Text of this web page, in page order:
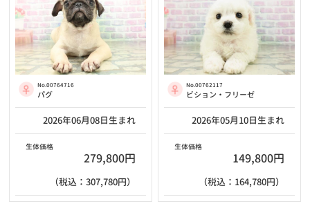
No.00764716
パグ
2026年06月08日生まれ
生体価格
279,800円
（税込：307,780円）
No.00762117
ビション・フリーゼ
2026年05月10日生まれ
生体価格
149,800円
（税込：164,780円）